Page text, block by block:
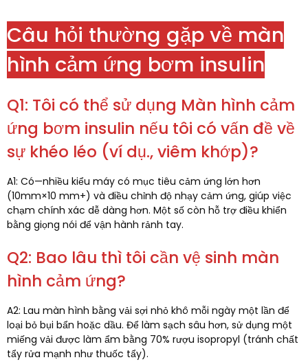
Câu hỏi thường gặp về màn
hình cảm ứng bơm insulin
Q1: Tôi có thể sử dụng Màn hình cảm
ứng bơm insulin nếu tôi có vấn đề về
sự khéo léo (ví dụ., viêm khớp)?​
A1: Có—nhiều kiểu máy có mục tiêu cảm ứng lớn hơn
(10mm×10 mm+) và điều chỉnh độ nhạy cảm ứng, giúp việc
chạm chính xác dễ dàng hơn. Một số còn hỗ trợ điều khiển
bằng giọng nói để vận hành rảnh tay.​
Q2: Bao lâu thì tôi cần vệ sinh màn
hình cảm ứng?​
A2: Lau màn hình bằng vải sợi nhỏ khô mỗi ngày một lần để
loại bỏ bụi bẩn hoặc dầu. Để làm sạch sâu hơn, sử dụng một
miếng vải được làm ẩm bằng 70% rượu isopropyl (tránh chất
tẩy rửa mạnh như thuốc tẩy).​